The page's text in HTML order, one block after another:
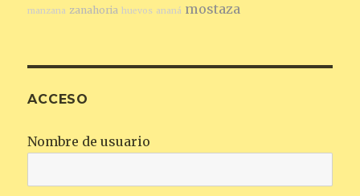
manzana zanahoria huevos ananá mostaza
ACCESO
Nombre de usuario